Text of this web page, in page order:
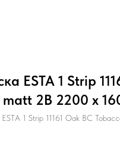
ESTA 1 Strip
2B 2200 x
1 Strip 11161 Oak BC